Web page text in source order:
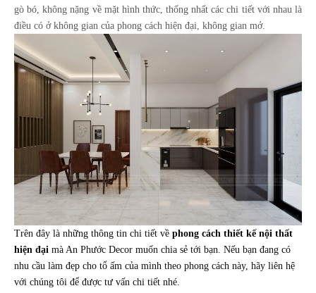
gò bó, không nặng về mặt hình thức, thống nhất các chi tiết với nhau là
điều có ở không gian của phong cách hiện đại, không gian mở.
Trên đây là những thông tin chi tiết về phong cách thiết kế nội thất
hiện đại mà An Phước Decor muốn chia sẻ tới bạn. Nếu bạn đang có
nhu cầu làm đẹp cho tổ ấm của mình theo phong cách này, hãy liên hệ
với chúng tôi để được tư vấn chi tiết nhé.